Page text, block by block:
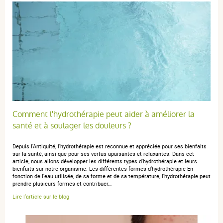
comprimé et dans quels cas est-il utilisé ?
2. Quelles sont les informations à connaître avant de
prendre EFFERALGANMED 500 mg, comprimé ?
3. Comment prendre EFFERALGANMED 500 mg,
4. Quels sont les effets indésirables éventuels ?
comprimé ?
1. QUEST-CE QUE EFFERALGANMED 500 mg, comprimé
ET DANS QUELS CAS EST-IL UTILISE ?
Classe pharmacothérapeutique : AUTRES
ANALGESIQUES et ANTIPYRETIQUES-ANILIDES - code
Laboratoire UPSA
COMPOSITION
Aspartam
+
Paracétamol
500 mg
Comment l'hydrothérapie peut aider à améliorer la
santé et à soulager les douleurs ?
Depuis l'Antiquité, l'hydrothérapie est reconnue et appréciée pour ses bienfaits
sur la santé, ainsi que pour ses vertus apaisantes et relaxantes. Dans cet
article, nous allons développer les différents types d'hydrothérapie et leurs
bienfaits sur notre organisme. Les différentes formes d'hydrothérapie En
fonction de l'eau utilisée, de sa forme et de sa température, l'hydrothérapie peut
prendre plusieurs formes et contribuer…
Lire l'article sur le blog